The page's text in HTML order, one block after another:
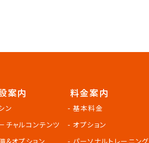
案内
ン
チャルコンテンツ
料金案内
- 基本料金
- オプション